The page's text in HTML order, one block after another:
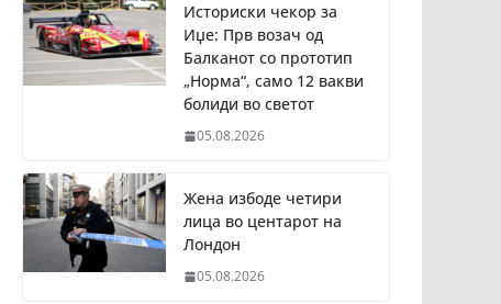
Историски чекор за
Иџе: Прв возач од
Балканот со прототип
„Норма“, само 12 вакви
болиди во светот
05.08.2026
Жена избоде четири
лица во центарот на
Лондон
05.08.2026